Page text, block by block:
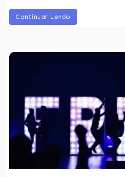
Continuar Lendo